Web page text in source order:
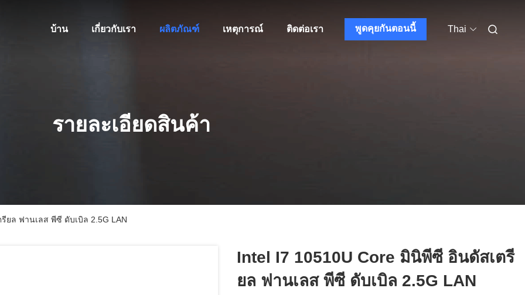
บ้าน เกี่ยวกับเรา ผลิตภัณฑ์ เหตุการณ์ ติดต่อเรา พูดคุยกันตอนนี้ Thai
รายละเอียดสินค้า
ยล ฟานเลส พีซี ดับเบิล 2.5G LAN
Intel I7 10510U Core มินิพีซี อินดัสเตรี
ยล ฟานเลส พีซี ดับเบิล 2.5G LAN